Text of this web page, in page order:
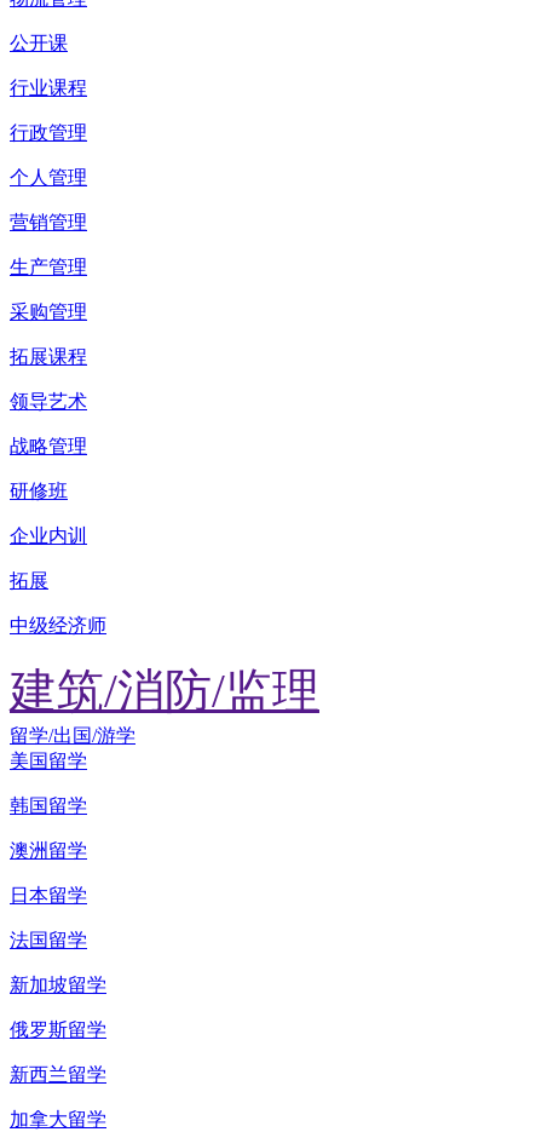
公开课
行业课程
行政管理
个人管理
营销管理
生产管理
采购管理
拓展课程
领导艺术
战略管理
研修班
企业内训
拓展
中级经济师
建筑/消防/监理
留学/出国/游学
美国留学
韩国留学
澳洲留学
日本留学
法国留学
新加坡留学
俄罗斯留学
新西兰留学
加拿大留学